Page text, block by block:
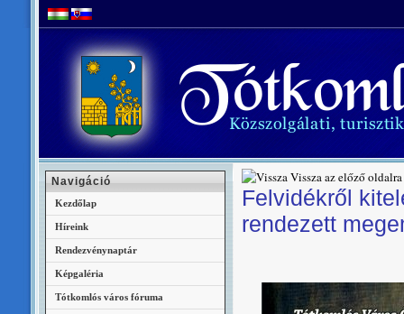
Vissza az előző oldalra
Felvidékről
rendezett
Navigáció
Kezdőlap
Híreink
Rendezvénynaptár
Képgaléria
Tótkomlós város fóruma